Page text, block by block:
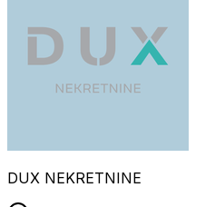
DUX NEKRETNINE